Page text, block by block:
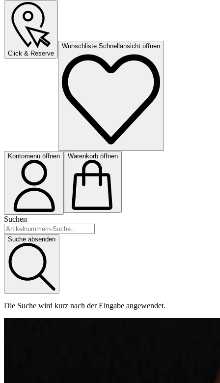
Click & Reserve
Wunschliste Schnellansicht öffnen
Kontomenü öffnen Warenkorb öffnen
Suchen
Suche absenden
Die Suche wird kurz nach der Eingabe angewendet.